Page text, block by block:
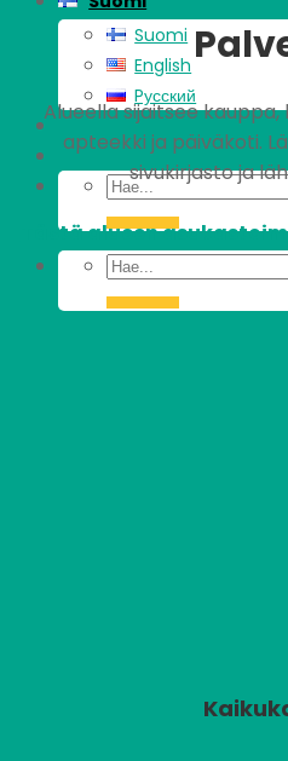
Suomi
English
Pусский
Alueella sijaitsee
apteekki ja päiväkoti.
sivukirjasto ja
Tästä alueen